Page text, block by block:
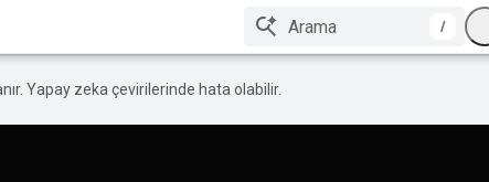
/
Yapay zeka çevirilerinde hata olabilir.